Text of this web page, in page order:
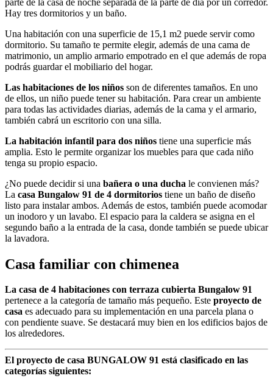
Hay tres dormitorios y un baño.
Una habitación con una superficie de 15,1 m2 puede servir como
dormitorio. Su tamaño te permite elegir, además de una cama de
matrimonio, un amplio armario empotrado en el que además de ropa
podrás guardar el mobiliario del hogar.
Las habitaciones de los niños son de diferentes tamaños. En uno
de ellos, un niño puede tener su habitación. Para crear un ambiente
para todas las actividades diarias, además de la cama y el armario,
también cabrá un escritorio con una silla.
La habitación infantil para dos niños tiene una superficie más
amplia. Esto le permite organizar los muebles para que cada niño
tenga su propio espacio.
¿No puede decidir si una bañera o una ducha le convienen más?
La casa Bungalow 91 de 4 dormitorios tiene un baño de diseño
listo para instalar ambos. Además de estos, también puede acomodar
un inodoro y un lavabo. El espacio para la caldera se asigna en el
segundo baño a la entrada de la casa, donde también se puede ubicar
la lavadora.
Casa familiar con chimenea
La casa de 4 habitaciones con terraza cubierta Bungalow 91
pertenece a la categoría de tamaño más pequeño. Este proyecto de
casa es adecuado para su implementación en una parcela plana o
con pendiente suave. Se destacará muy bien en los edificios bajos de
los alrededores.
El proyecto de casa BUNGALOW 91 está clasificado en las
categorías siguientes: